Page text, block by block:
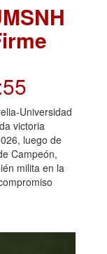
Universidad
victoria
luego de
Campeón,
milita en la